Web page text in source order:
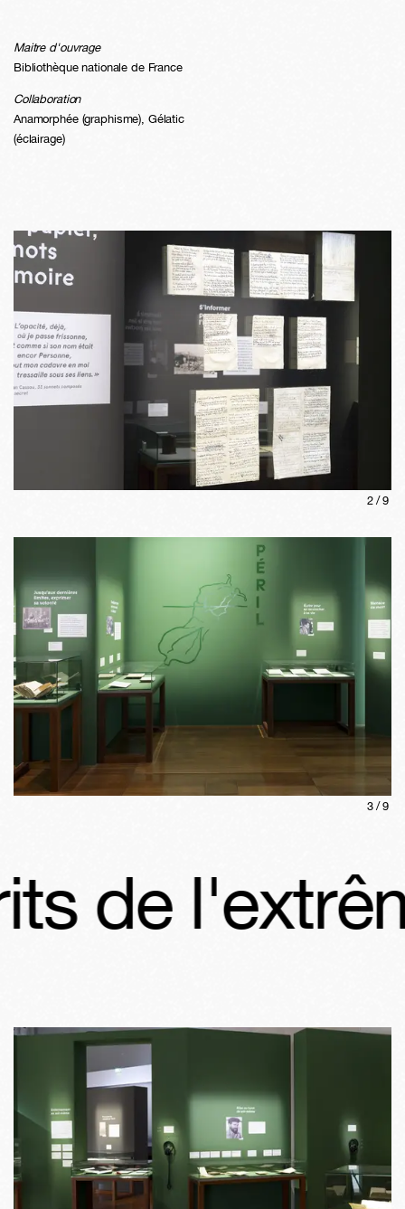
Maitre d'ouvrage
Bibliothèque nationale de France
Collaboration
Anamorphée (graphisme), Gélatic
(éclairage)
2 /9
3 /9
de